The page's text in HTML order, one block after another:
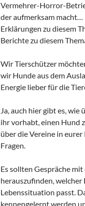
Vermehrer-Horror-
der aufmerksam
Erklärungen zu diesem
Berichte zu diesem
Wir Tierschützer
wir Hunde aus dem
Energie lieber für die
Ja, auch hier gibt es,
ihr vorhabt, einen Hund
über die Vereine in
Fragen.
Es sollten Gespräche
herauszufinden,
Lebenssituation passt.
kennengelernt werden